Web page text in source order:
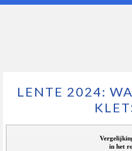
LENTE 2024:
in het